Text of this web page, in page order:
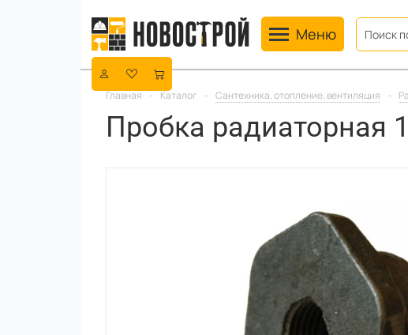
Toggle navigation
Меню
Главная - Каталог - Сантехника, отопление, вентиляция -
Пробка радиаторная